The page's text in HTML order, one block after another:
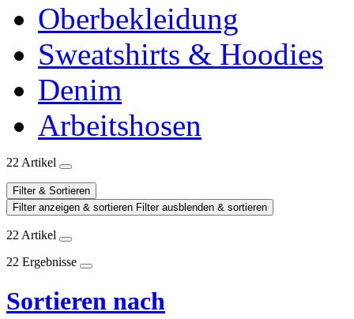
Oberbekleidung
Sweatshirts & Hoodies
Denim
Arbeitshosen
22 Artikel
Filter & Sortieren
Filter anzeigen & sortieren Filter ausblenden & sortieren
22 Artikel
22 Ergebnisse
Sortieren nach